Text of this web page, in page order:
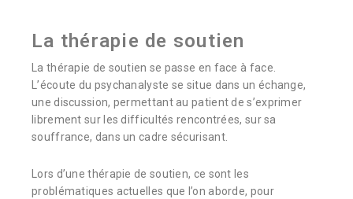
La thérapie de soutien
La thérapie de soutien se passe en face à face.
L’écoute du psychanalyste se situe dans un échange,
une discussion, permettant au patient de s’exprimer
librement sur les difficultés rencontrées, sur sa
souffrance, dans un cadre sécurisant.
Lors d’une thérapie de soutien, ce sont les
problématiques actuelles que l’on aborde, pour